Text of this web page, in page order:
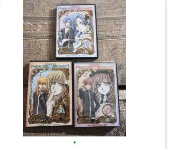
•